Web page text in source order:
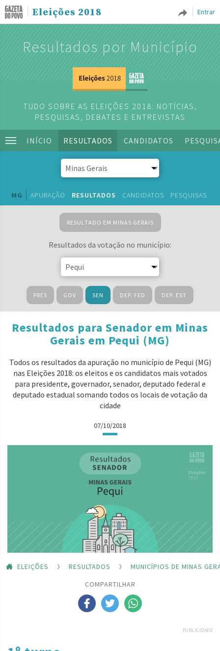
Entrar
Eleições 2018
Resultados por Município
TUDO SOBRE AS ELEIÇÕES 2018: NOTÍCIAS,
PESQUISAS, DEBATES E ENTREVISTAS
INÍCIO RESULTADOS CANDIDATOS
MG APURAÇÃO RESULTADOS CANDIDATOS PESQUISAS
RESULTADO EM MINAS GERAIS
Resultados da votação no município:
PRES GOV SEN DEP. FED DEP. EST
Resultados para Senador em Minas
Gerais em Pequi (MG)
Todos os resultados da apuração no município de Pequi (MG)
nas Eleições 2018: os eleitos e os candidatos mais votados
para presidente, governador, senador, deputado federal e
deputado estadual somando todos os locais de votação da
cidade
07/10/2018
ELEIÇÕES RESULTADOS
MUNICÍPIOS DE MINAS
COMPARTILHAR
PUBLICIDADE